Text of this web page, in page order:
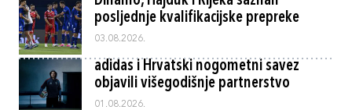
posljednje kvalifikacijske prepreke
03.08.2026.
adidas i Hrvatski nogometni savez
objavili višegodišnje partnerstvo
01.08.2026.